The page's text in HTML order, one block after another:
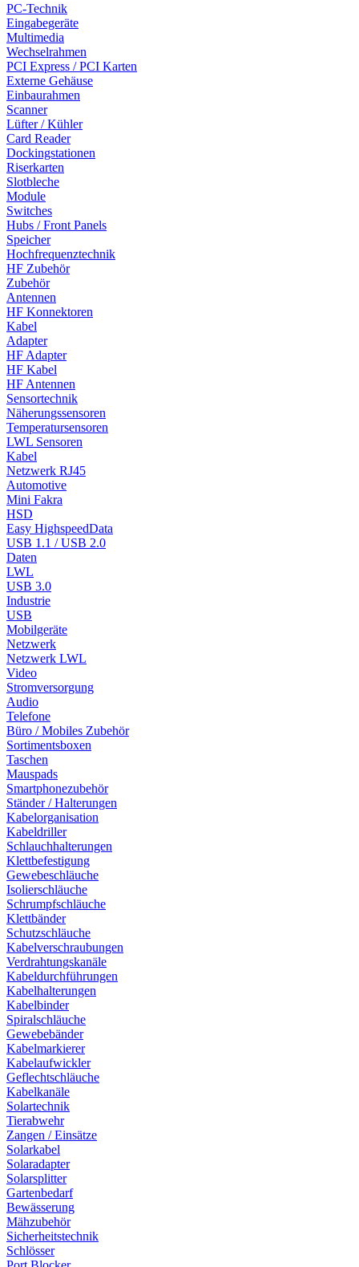
PC-Technik
Eingabegeräte
Multimedia
Wechselrahmen
PCI Express / PCI Karten
Externe Gehäuse
Einbaurahmen
Scanner
Lüfter / Kühler
Card Reader
Dockingstationen
Riserkarten
Slotbleche
Module
Switches
Hubs / Front Panels
Speicher
Hochfrequenztechnik
HF Zubehör
Zubehör
Antennen
HF Konnektoren
Kabel
Adapter
HF Adapter
HF Kabel
HF Antennen
Sensortechnik
Näherungssensoren
Temperatursensoren
LWL Sensoren
Kabel
Netzwerk RJ45
Automotive
Mini Fakra
HSD
Easy HighspeedData
USB 1.1 / USB 2.0
Daten
LWL
USB 3.0
Industrie
USB
Mobilgeräte
Netzwerk
Netzwerk LWL
Video
Stromversorgung
Audio
Telefone
Büro / Mobiles Zubehör
Sortimentsboxen
Taschen
Mauspads
Smartphonezubehör
Ständer / Halterungen
Kabelorganisation
Kabeldriller
Schlauchhalterungen
Klettbefestigung
Gewebeschläuche
Isolierschläuche
Schrumpfschläuche
Klettbänder
Schutzschläuche
Kabelverschraubungen
Verdrahtungskanäle
Kabeldurchführungen
Kabelhalterungen
Kabelbinder
Spiralschläuche
Gewebebänder
Kabelmarkierer
Kabelaufwickler
Geflechtschläuche
Kabelkanäle
Solartechnik
Tierabwehr
Zangen / Einsätze
Solarkabel
Solaradapter
Solarsplitter
Gartenbedarf
Bewässerung
Mähzubehör
Sicherheitstechnik
Schlösser